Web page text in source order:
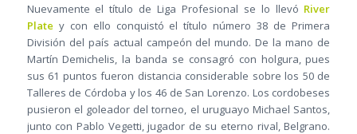
Nuevamente el título de Liga Profesional se lo llevó River
Plate y con ello conquistó el título número 38 de Primera
División del país actual campeón del mundo. De la mano de
Martín Demichelis, la banda se consagró con holgura, pues
sus 61 puntos fueron distancia considerable sobre los 50 de
Talleres de Córdoba y los 46 de San Lorenzo. Los cordobeses
pusieron el goleador del torneo, el uruguayo Michael Santos,
junto con Pablo Vegetti, jugador de su eterno rival, Belgrano.